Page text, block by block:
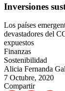
Inversiones
Los países
devastadores del
expuestos
Finanzas
Sostenibilidad
Alicia Fernanda
7 Octubre, 2020
Compartir